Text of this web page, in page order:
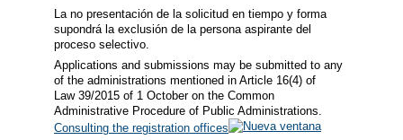
La no presentación de la solicitud en tiempo y forma
supondrá la exclusión de la persona aspirante del
proceso selectivo.
Applications and submissions may be submitted to any
of the administrations mentioned in Article 16(4) of
Law 39/2015 of 1 October on the Common
Administrative Procedure of Public Administrations.
Consulting the registration offices